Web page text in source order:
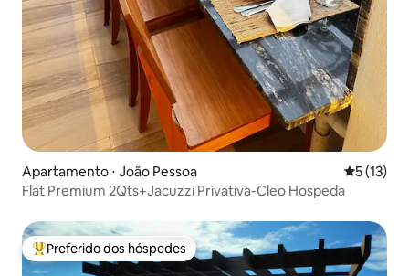
Apartamento ⋅ João Pessoa 5 de uma
5 (13)
Flat Premium 2Qts+Jacuzzi Privativa-Cleo Hospeda
Entre os melhores preferidos dos hóspedes
Preferido dos hóspedes